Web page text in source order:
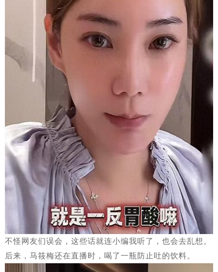
不怪网友们误会，这些话就连小编我听了，也会去乱想。
后来，马筱梅还在直播时，喝了一瓶防止吐的饮料。